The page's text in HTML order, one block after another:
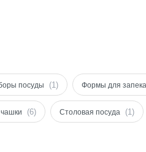
посуды (1) Формы для
(6) Столовая посуда (1)